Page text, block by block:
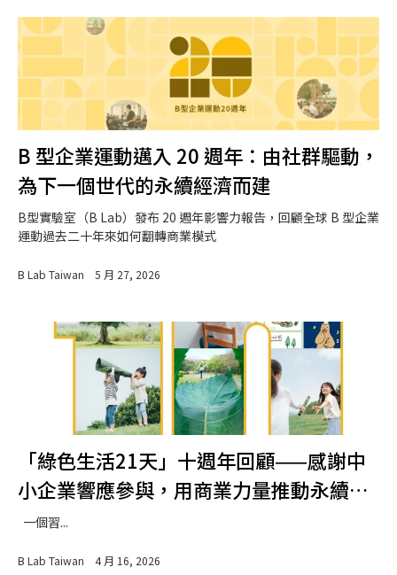
B 型企業運動邁入 20 週年：由社群驅動，
為下一個世代的永續經濟而建
B型實驗室（B Lab）發布 20 週年影響力報告，回顧全球 B 型企業
運動過去二十年來如何翻轉商業模式
B Lab Taiwan 5 月 27, 2026
「綠色生活21天」十週年回顧——感謝中
小企業響應參與，用商業力量推動永續生
活
一個習...
B Lab Taiwan 4 月 16, 2026